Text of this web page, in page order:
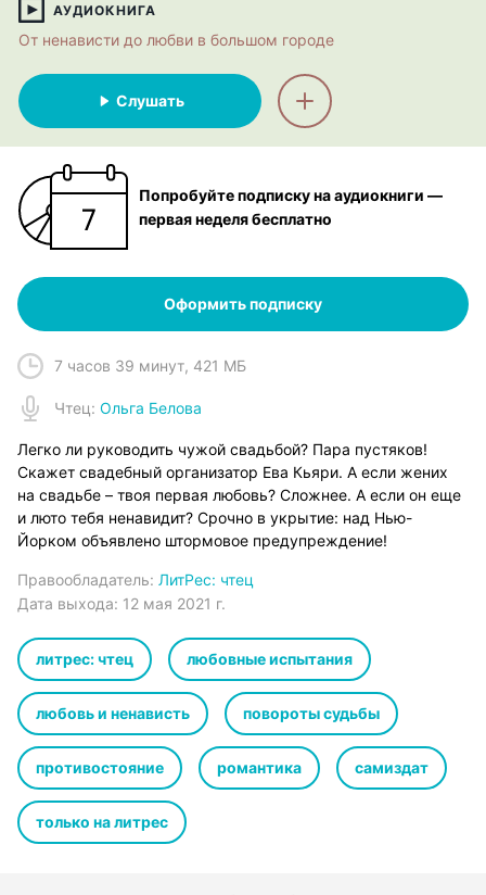
АУДИОКНИГА
От ненависти до любви в большом городе
Слушать
Попробуйте подписку на аудиокниги —
первая неделя бесплатно
Оформить подписку
7 часов 39 минут, 421 МБ
Чтец: Ольга Белова
Легко ли руководить чужой свадьбой? Пара пустяков!
Скажет свадебный организатор Ева Кьяри. А если жених
на свадьбе – твоя первая любовь? Сложнее. А если он еще
и люто тебя ненавидит? Срочно в укрытие: над Нью-
Йорком объявлено штормовое предупреждение!
Правообладатель: ЛитРес: чтец
Дата выхода: 12 мая 2021 г.
литрес: чтец любовные испытания
любовь и ненависть повороты судьбы
противостояние романтика самиздат
только на литрес